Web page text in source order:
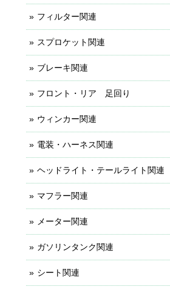
フィルター関連
スプロケット関連
ブレーキ関連
フロント・リア 足回り
ウィンカー関連
電装・ハーネス関連
ヘッドライト・テールライト関連
マフラー関連
メーター関連
ガソリンタンク関連
シート関連